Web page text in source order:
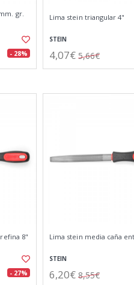
gr.
- 28%
Lima stein triangular 4"
STEIN
4,07€ 5,66€
8"
- 27%
Lima stein media caña
STEIN
6,20€ 8,55€